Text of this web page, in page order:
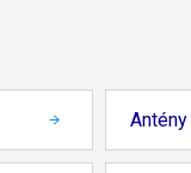
Antény